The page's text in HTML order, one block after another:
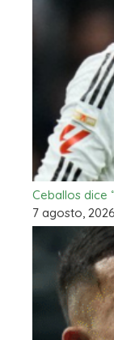
Ceballos dice
7 agosto, 2026